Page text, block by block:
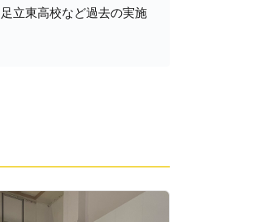
立東高校など過去の実施